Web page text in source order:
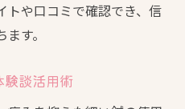
トや口コミで確認でき、信
す。
験談活用術